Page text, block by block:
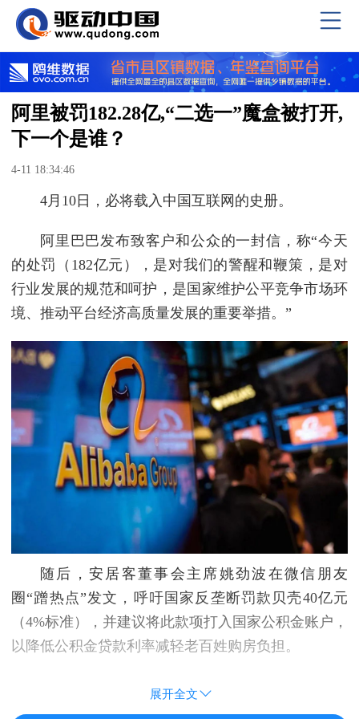
阿里被罚182.28亿,“二选一”魔盒被打开,
下一个是谁？
4-11 18:34:46
4月10日，必将载入中国互联网的史册。
阿里巴巴发布致客户和公众的一封信，称“今天
的处罚（182亿元），是对我们的警醒和鞭策，是对
行业发展的规范和呵护，是国家维护公平竞争市场环
境、推动平台经济高质量发展的重要举措。”
随后，安居客董事会主席姚劲波在微信朋友
圈“蹭热点”发文，呼吁国家反垄断罚款贝壳40亿元
（4%标准），并建议将此款项打入国家公积金账户，
以降低公积金贷款利率减轻老百姓购房负担。
展开全文